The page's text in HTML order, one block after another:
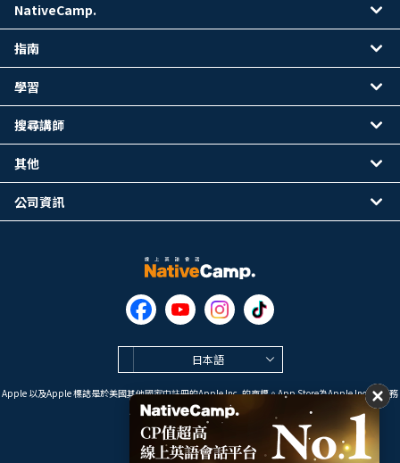
日本語
Apple 以及Apple 標誌是於美國其他國家中註冊的Apple Inc. 的商標。App Store為Apple Inc. 的服務
標誌。
Google Play是 Google LLC 的商標。
Copyright © 2026 線上英語會話
NativeCamp.
指南
學習
搜尋講師
其他
公司資訊